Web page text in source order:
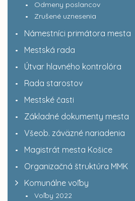
Odmeny poslancov
Zrušené uznesenia
Námestníci primátora mesta
Mestská rada
Útvar hlavného kontrolóra
Rada starostov
Mestské časti
Základné dokumenty mesta
Všeob. záväzné nariadenia
Magistrát mesta Košice
Organizačná štruktúra MMK
Komunálne voľby
Voľby 2022